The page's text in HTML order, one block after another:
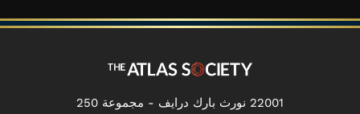
22001 نورث بارك درايف - مجموعة 250